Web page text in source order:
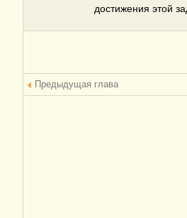
достижения этой
Предыдущая глава